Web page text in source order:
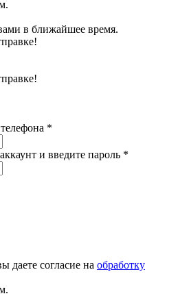
в ближайшее время.
*
и введите пароль *
даете согласие на обработку